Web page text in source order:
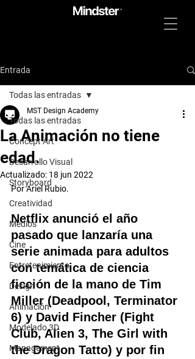
Entrada
Todas las entradas
Concept Art
Desarrollo Visual
Storyboard
Creatividad
Medios
Cine
Entretenimiento
Design
Animación
Modelado 3D
Management
Todas las entradas
La Animación no tiene
edad.
MST Design Academy
Actualizado: 18 jun 2022
Por Ariel Rubio.
Netflix anunció el año
pasado que lanzaría una
serie animada para adultos
con temática de ciencia
ficción de la mano de Tim
Miller (Deadpool, Terminator
6) y David Fincher (Fight
Club, Alien 3, The Girl with
the Dragon Tatto) y por fin